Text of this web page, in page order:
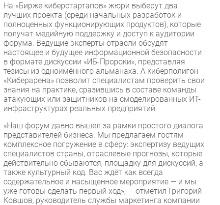
На «Бирже киберстартапов» жюри выберут два
лучших проекта (среди начальных разработок и
полноценных функционирующих продуктов), которые
получат медийную поддержку и доступ к аудитории
форума. Ведущие эксперты отрасли обсудят
настоящее и будущее информационной безопасности
в формате дискуссии «ИБ-Пророки», представляя
тезисы из одноимённого альманаха. А киберполигон
«Киберарена» позволит специалистам проверить свои
знания на практике, сразившись в составе команды
атакующих или защитников на смоделированных ИТ-
инфраструктурах реальных предприятий.
«Наш форум давно вышел за рамки простого диалога
представителей бизнеса. Мы предлагаем гостям
комплексное погружение в сферу: экспертизу ведущих
специалистов страны, отраслевые прогнозы, которые
действительно сбываются, площадку для дискуссий, а
также культурный код. Вас ждёт как всегда
содержательное и насыщенное мероприятие — и мы
уже готовы сделать первый ход», — отметил Григорий
Ковшов, руководитель службы маркетинга компании